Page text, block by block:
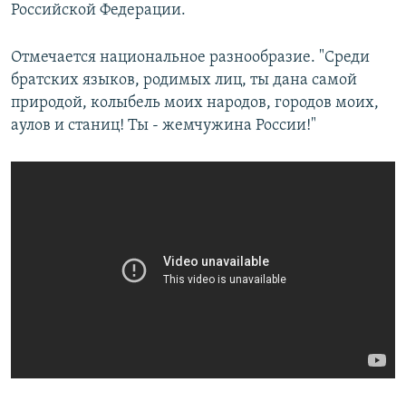
Российской Федерации.
Отмечается национальное разнообразие. "Среди
братских языков, родимых лиц, ты дана самой
природой, колыбель моих народов, городов моих,
аулов и станиц! Ты - жемчужина России!"